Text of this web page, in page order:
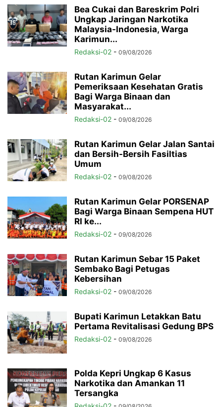
Bea Cukai dan Bareskrim Polri
Ungkap Jaringan Narkotika
Malaysia-Indonesia, Warga
Karimun...
Redaksi-02 - 09/08/2026
Rutan Karimun Gelar
Pemeriksaan Kesehatan Gratis
Bagi Warga Binaan dan
Masyarakat...
Redaksi-02 - 09/08/2026
Rutan Karimun Gelar Jalan Santai
dan Bersih-Bersih Fasiltias
Umum
Redaksi-02 - 09/08/2026
Rutan Karimun Gelar PORSENAP
Bagi Warga Binaan Sempena HUT
RI ke...
Redaksi-02 - 09/08/2026
Rutan Karimun Sebar 15 Paket
Sembako Bagi Petugas
Kebersihan
Redaksi-02 - 09/08/2026
Bupati Karimun Letakkan Batu
Pertama Revitalisasi Gedung BPS
Redaksi-02 - 09/08/2026
Polda Kepri Ungkap 6 Kasus
Narkotika dan Amankan 11
Tersangka